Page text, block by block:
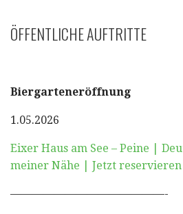
ÖFFENTLICHE AUFTRITTE
Biergarteneröffnung
1.05.2026
Eixer Haus am See – Peine |
meiner Nähe | Jetzt reservieren
——————————————-